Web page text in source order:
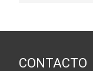
CONTACTO